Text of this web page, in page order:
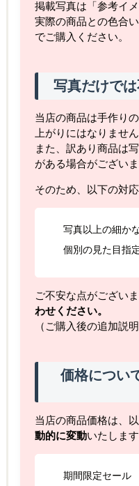
掲載写真は「参考イ
実際の商品との色合
でご購入ください。
写真だけで
当店の商品は手作り
上がりにはなりません
また、訳あり商品は
がある場合がございま
そのため、以下の対
写真以上の細か
個別の見た目指
ご不安な点がございま
わせください。
（ご購入後の追加説
価格につい
当店の商品価格は、
動的に変動いたします
期間限定セール